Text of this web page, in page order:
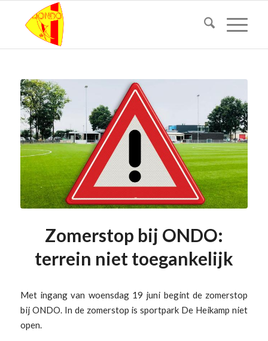
Zomerstop bij ONDO:
terrein niet toegankelijk
Met ingang van woensdag 19 juni begint de zomerstop
bij ONDO. In de zomerstop is sportpark De Heikamp niet
open.